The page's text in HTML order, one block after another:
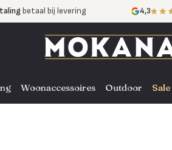
betaal bij levering
heel NL, BE en DE
4,3
Woonaccessoires Outdoor Sale